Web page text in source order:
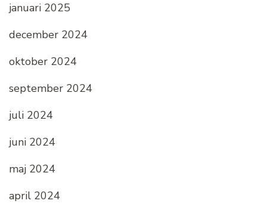
januari 2025
december 2024
oktober 2024
september 2024
juli 2024
juni 2024
maj 2024
april 2024